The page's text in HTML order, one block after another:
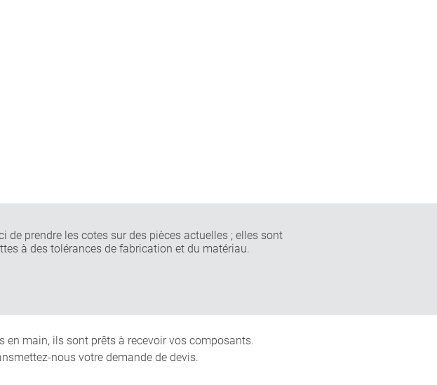
de prendre les cotes sur des pièces actuelles ; elles sont
à des tolérances de fabrication et du matériau.
en main, ils sont prêts à recevoir vos composants.
nous votre demande de devis.